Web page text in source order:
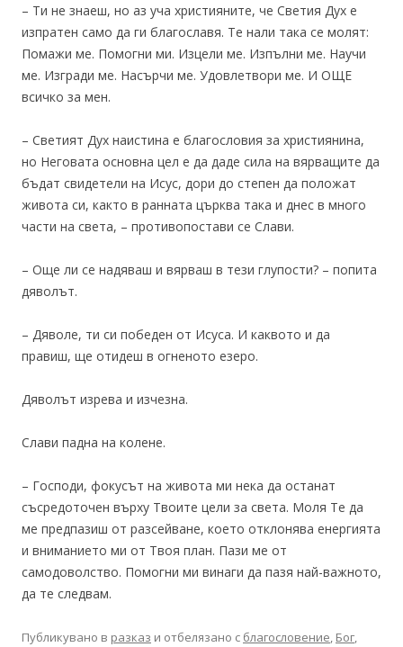
– Ти не знаеш, но аз уча християните, че Светия Дух е
изпратен само да ги благославя. Те нали така се молят:
Помажи ме. Помогни ми. Изцели ме. Изпълни ме. Научи
ме. Изгради ме. Насърчи ме. Удовлетвори ме. И ОЩЕ
всичко за мен.
– Светият Дух наистина е благословия за християнина,
но Неговата основна цел е да даде сила на вярващите да
бъдат свидетели на Исус, дори до степен да положат
живота си, както в ранната църква така и днес в много
части на света, – противопостави се Слави.
– Още ли се надяваш и вярваш в тези глупости? – попита
дяволът.
– Дяволе, ти си победен от Исуса. И каквото и да
правиш, ще отидеш в огненото езеро.
Дяволът изрева и изчезна.
Слави падна на колене.
– Господи, фокусът на живота ми нека да останат
съсредоточен върху Твоите цели за света. Моля Те да
ме предпазиш от разсейване, което отклонява енергията
и вниманието ми от Твоя план. Пази ме от
самодоволство. Помогни ми винаги да пазя най-важното,
да те следвам.
Публикувано в разказ и отбелязано с благословение Бог